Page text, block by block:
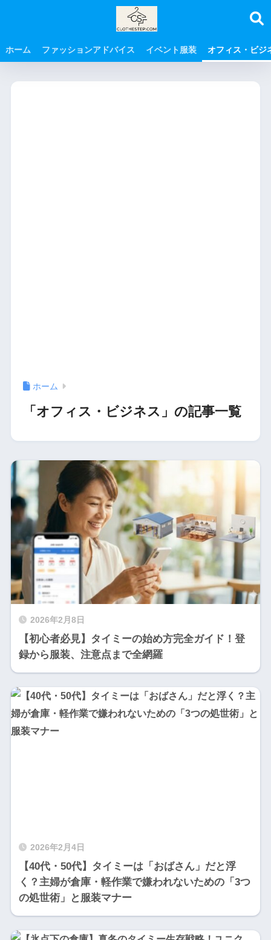
ホーム ファッションアドバイス イベント服装 オフィス・ビジ
ホーム
「オフィス・ビジネス」の記事一覧
2026年2月8日
【初心者必見】タイミーの始め方完全ガイド！登
録から服装、注意点まで全網羅
2026年2月4日
【40代・50代】タイミーは「おばさん」だと浮
く？主婦が倉庫・軽作業で嫌われないための「3つ
の処世術」と服装マナー